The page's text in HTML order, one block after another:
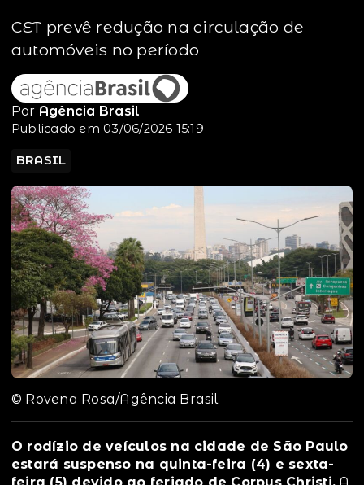
CET prevê redução na circulação de
automóveis no período
Por Agência Brasil
Publicado em 03/06/2026 15:19
BRASIL
© Rovena Rosa/Agência Brasil
O rodízio de veículos na cidade de São Paulo
estará suspenso na quinta-feira (4) e sexta-
feira (5) devido ao feriado de Corpus Christi. A